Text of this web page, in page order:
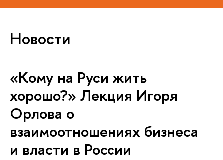
Новости
«Кому на Руси жить
хорошо?» Лекция Игоря
Орлова о
взаимоотношениях бизнеса
и власти в России